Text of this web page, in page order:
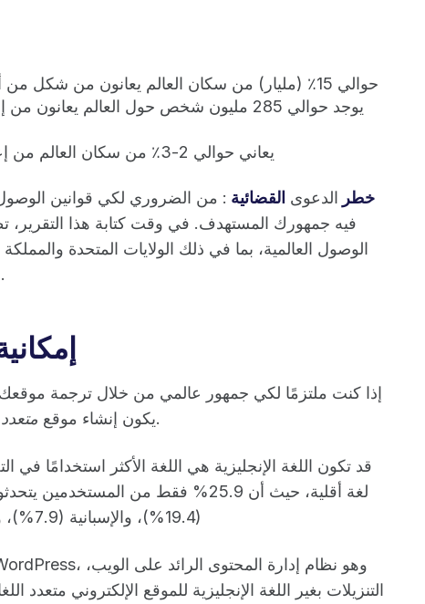
حوالي 15٪ (مليار) من سكان العالم يعانون من شكل من أشكال الإعاقة (
يعاني حوالي 2-3٪ من سكان العالم من إعاقات معرفية (
2. خطر الدعوى القضائية : من الضروري لكي قوانين
الوصول العالمية، بما في ذلك الولايات المتحدة والمملكة
).
إذا كنت ملتزمًا لكي جمهور عالمي من خلال ترجمة موقعك
يكون إنشاء موقعسهل الوصول إليه أولوية قصوى.
قد تكون اللغة الإنجليزية هي اللغة الأكثر استخدامًا في
لغة أقلية، حيث أن 25.9% فقط من
(19.4%)، والإسبانية (7.9%)، والعربية (5.2%). (
التنزيلات بغير اللغة الإنجليزية للموقع الإلكتروني متعدد